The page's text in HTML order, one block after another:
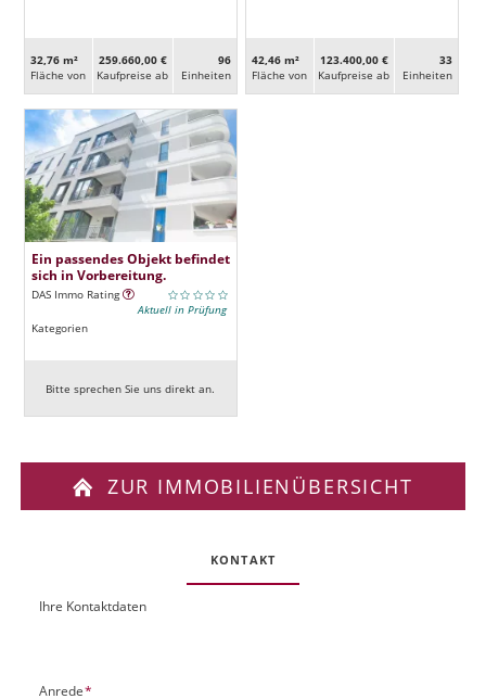
32,76 m²
Fläche von
259.660,00 €
Kaufpreise ab
96
Ein­heiten
42,46 m²
Fläche von
123.400,00 €
Kaufpreise ab
33
Ein­heiten
Ein passendes Objekt befindet
sich in Vorbereitung.
DAS Immo Rating
Aktuell in Prüfung
Kategorien
Bitte sprechen Sie uns direkt an.
ZUR IMMOBILIENÜBERSICHT
KONTAKT
OUIhre Kontaktdaten
P
Anrede*